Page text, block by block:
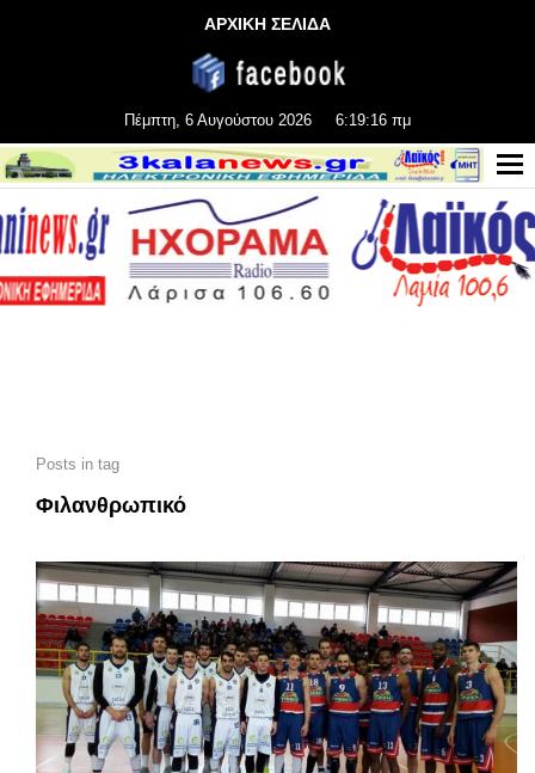
ΑΡΧΙΚΗ ΣΕΛΙΔΑ
Πέμπτη, 6 Αυγούστου 2026 6:19:16 πμ
Posts in tag
Φιλανθρωπικό